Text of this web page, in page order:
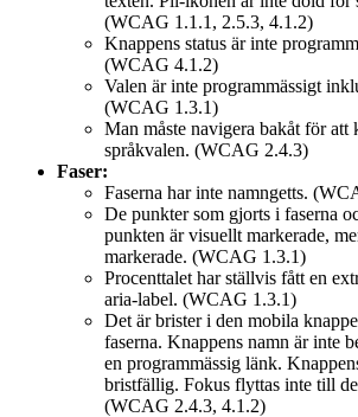
(WCAG 1.1.1, 2.5.3, 4.1.2)
Knappens status är inte
(WCAG 4.1.2)
Valen är inte programmässigt
(WCAG 1.3.1)
Man måste navigera bakåt för att
språkvalen. (WCAG 2.4.3)
Faser:
Faserna har inte namngetts.
De punkter som gjorts i faserna
punkten är visuellt markerade,
markerade. (WCAG 1.3.1)
Procenttalet har ställvis fått en
aria-label. (WCAG 1.3.1)
Det är brister i den mobila
faserna. Knappens namn är inte
en programmässig länk.
bristfällig. Fokus flyttas inte till
(WCAG 2.4.3, 4.1.2)